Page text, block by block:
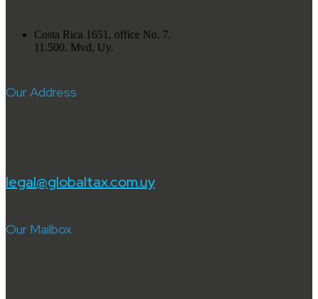
Costa Rica 1651, office No. 7.
11.500. Mvd, Uy.
Our Address
legal@globaltax.com.uy
Our Mailbox